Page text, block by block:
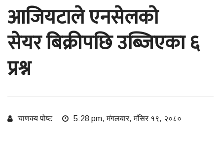
आजियटाले एनसेलको
सेयर बिक्रीपछि उब्जिएका ६
प्रश्न
चाणक्य पोष्ट 5:28 pm, मंगलबार, मंसिर १९, २०८०